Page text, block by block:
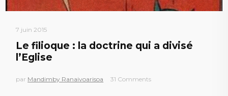
7 juin 2015
Le filioque : la doctrine qui a divisé
l’Eglise
par Mandimby Ranaivoarisoa 31 Comments